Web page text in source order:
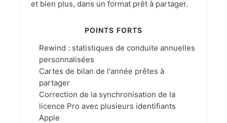
et bien plus, dans un format prêt à partager.
POINTS FORTS
Rewind : statistiques de conduite annuelles
personnalisées
Cartes de bilan de l'année prêtes à
partager
Correction de la synchronisation de la
licence Pro avec plusieurs identifiants
Apple